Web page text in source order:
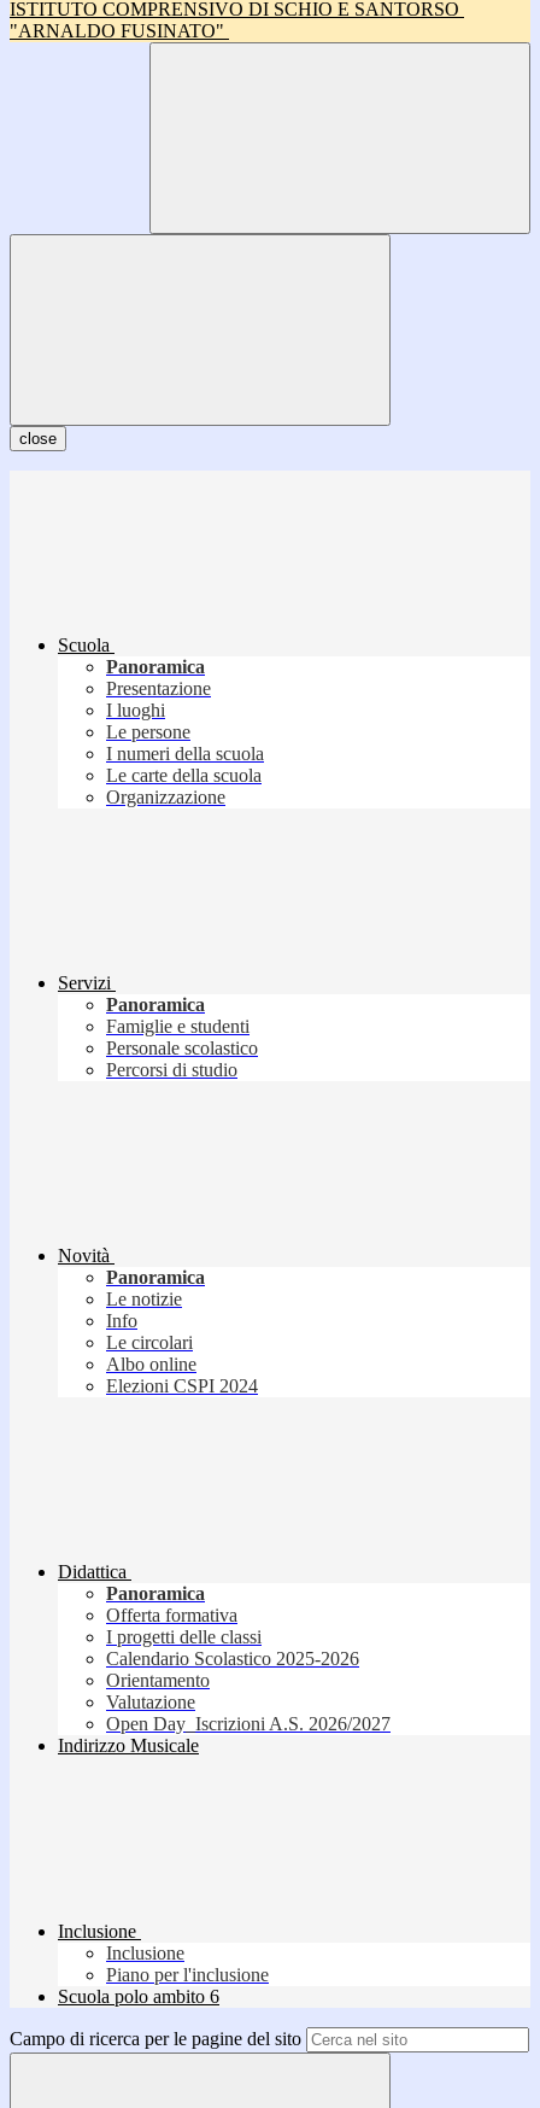
ISTITUTO COMPRENSIVO DI SCHIO E SANTORSO
"ARNALDO FUSINATO"
close
Scuola
Panoramica
Presentazione
I luoghi
Le persone
I numeri della scuola
Le carte della scuola
Organizzazione
Servizi
Panoramica
Famiglie e studenti
Personale scolastico
Percorsi di studio
Novità
Panoramica
Le notizie
Info
Le circolari
Albo online
Elezioni CSPI 2024
Didattica
Panoramica
Offerta formativa
I progetti delle classi
Calendario Scolastico 2025-2026
Orientamento
Valutazione
Open Day_Iscrizioni A.S. 2026/2027
Indirizzo Musicale
Inclusione
Inclusione
Piano per l'inclusione
Scuola polo ambito 6
Campo di ricerca per le pagine del sito